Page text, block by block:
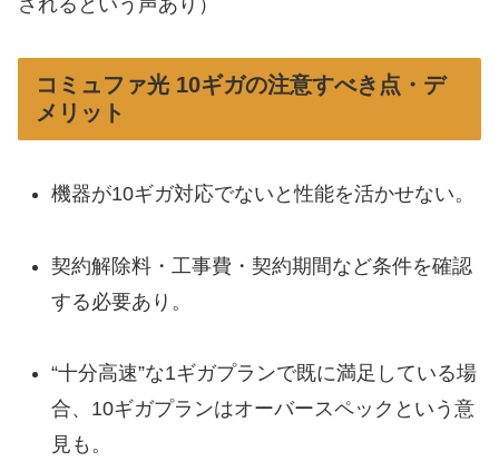
コミュファ光 10ギガの注意すべき点・デ
メリット
機器が10ギガ対応でないと性能を活かせない。
契約解除料・工事費・契約期間など条件を確認
する必要あり。
“十分高速”な1ギガプランで既に満足している場
合、10ギガプランはオーバースペックという意
見も。